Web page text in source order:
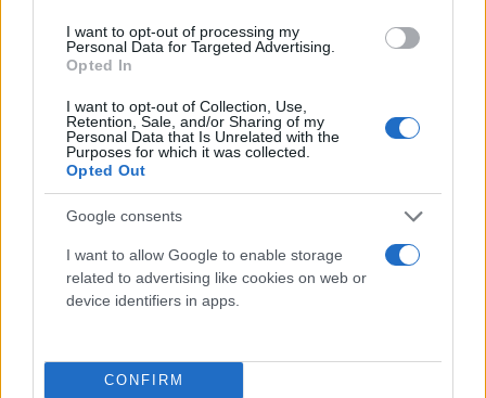
I want to opt-out of processing my
Personal Data for Targeted Advertising.
Opted In
I want to opt-out of Collection, Use,
Retention, Sale, and/or Sharing of my
Personal Data that Is Unrelated with the
Purposes for which it was collected.
Opted Out
Google consents
I want to allow Google to enable storage
related to advertising like cookies on web or
device identifiers in apps.
CONFIRM
Σημειώστε την ώρα: Ναδάλ και Τζόκοβιτς
έκλεισαν «ραντεβού» στον 2ο γύρο [vid]
Ράφαελ Ναδάλ και Νόβακ Τζόκοβιτς θα τεθούν αντιμέτωποι
στους Ολυμπιακούς Αγώνες - Πού και πότε θα δείτε το ματς.
28.07.2024 19:47
Ομάδα